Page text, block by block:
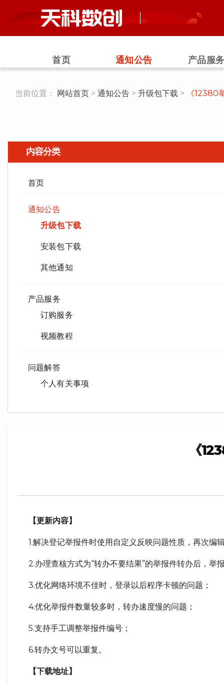
首页 通知公告 产品服
当前位置： 网站首页 > 通知公告 > 升级包下载 > 《12380
内容分类
首页
通知公告
升级包下载
安装包下载
其他通知
产品服务
订购服务
视频教程
问题解答
个人有关事项
《
【更新内容】
1.解决登记举报件时使用自定义反映问题性质，再次
2.办理查核方式为“转办不要结果”的举报件转办后，举
3.优化网络环境不佳时，登录以后程序卡顿的问题；
4.优化举报件数量较多时，转办速度慢的问题；
5.支持手工调整举报件编号；
6.转办文号可以重复。
【下载地址】